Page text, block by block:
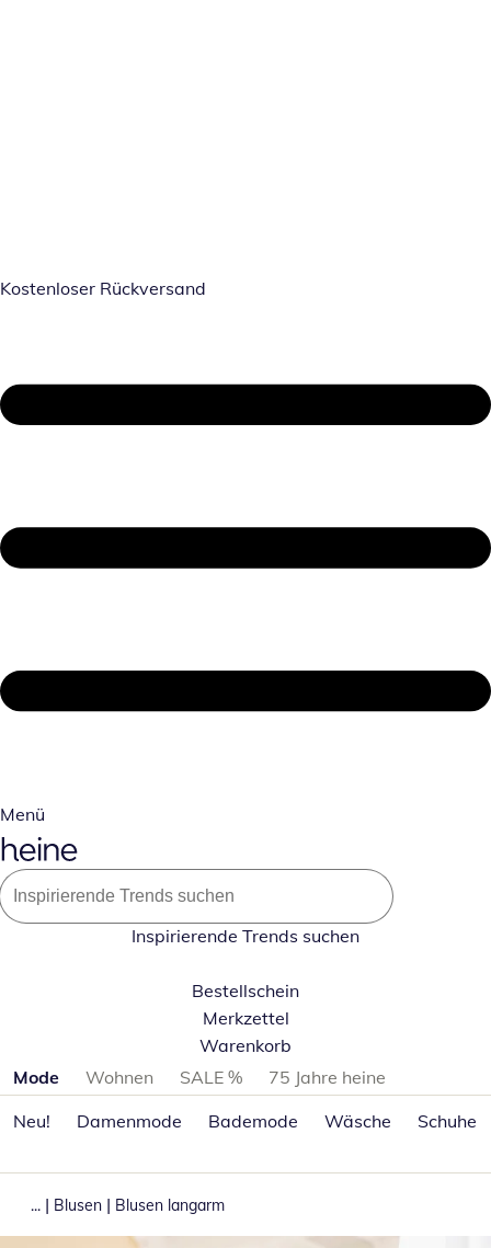
Kostenloser Rückversand
Menü
Inspirierende Trends suchen
Bestellschein
Merkzettel
Warenkorb
Produktkategorien überspringen
Mode Wohnen SALE %
75 Jahre heine
Neu!
Damenmode Bademode Wäsche Schuhe
... | Blusen | Blusen langarm